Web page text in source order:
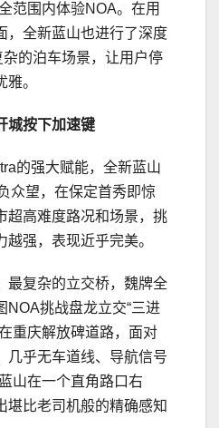
范围内体验NOA。在用
，全新蓝山也进行了深度
的泊车场景，让用户停
。
城按下加速键
的强大赋能，全新蓝山
众望，在保定首秀即惊
超高难度路况和场景，挑
强，表现近乎完美。
最复杂的立交桥，魏牌全
NOA挑战盘龙立交“三进
重庆解放碑道路，面对
几乎无车道线、导航信号
山在一个直角路口右
堪比老司机般的精确感知